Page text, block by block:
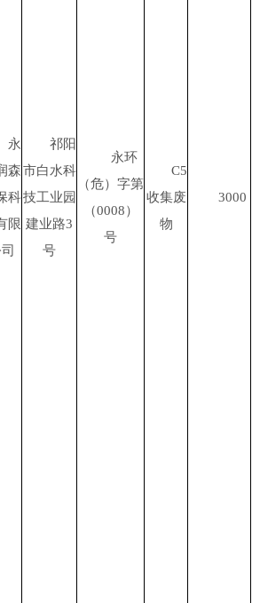
永
森
科
限
祁阳
市白水科
技工业园
建业路3
号
永环
（危）字第
（0008）
号
C5
收集废
物
3000